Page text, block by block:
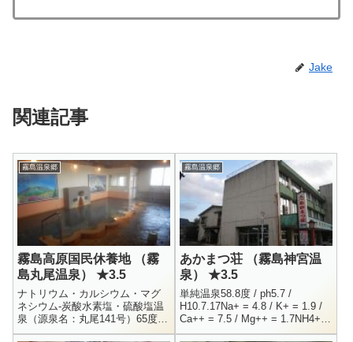
Jake
関連記事
霧島温泉郷
霧島高原国民休養地 （霧
島丸尾温泉） ★3.5
ナトリウム・カルシウム・マグ
ネシウム-炭酸水素塩・硫酸塩温
泉（源泉名：丸尾141号）65度 /
pH7.3 / H24.5.21Na+ = 111.7 /
霧島温泉郷
あかまつ荘 （霧島神宮温
泉） ★3.5
単純温泉58.8度 / ph5.7 /
H10.7.17Na+ = 4.8 / K+ = 1.9 /
Ca++ = 7.5 / Mg++ = 1.7NH4+ =
5.8 / Cl-...